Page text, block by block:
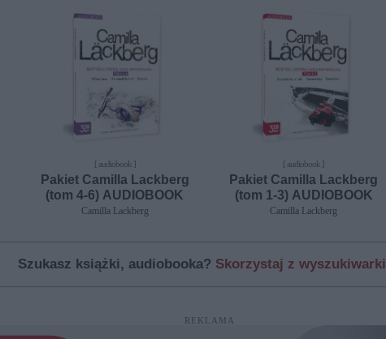
[ audiobook ]
Pakiet Camilla Lackberg
(tom 4-6) AUDIOBOOK
Camilla Lackberg
[ audiobook ]
Pakiet Camilla Lackberg
(tom 1-3) AUDIOBOOK
Camilla Lackberg
Szukasz książki, audiobooka? Skorzystaj z wyszukiwarki
REKLAMA